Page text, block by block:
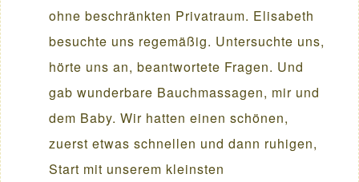
ohne beschränkten Privatraum. Elisabeth
besuchte uns regemäßig. Untersuchte uns,
hörte uns an, beantwortete Fragen. Und
gab wunderbare Bauchmassagen, mir und
dem Baby. Wir hatten einen schönen,
zuerst etwas schnellen und dann ruhigen,
Start mit unserem kleinsten